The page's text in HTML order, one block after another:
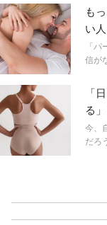
チ」
た。
も
い
「
信が
こ
開
を刺
由を
「
る
ら
今、
だろ